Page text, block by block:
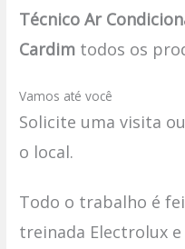
Técnico Ar
Cardim todos os
Vamos até você
Solicite uma visita
o local.
Todo o trabalho é
treinada Electrolux